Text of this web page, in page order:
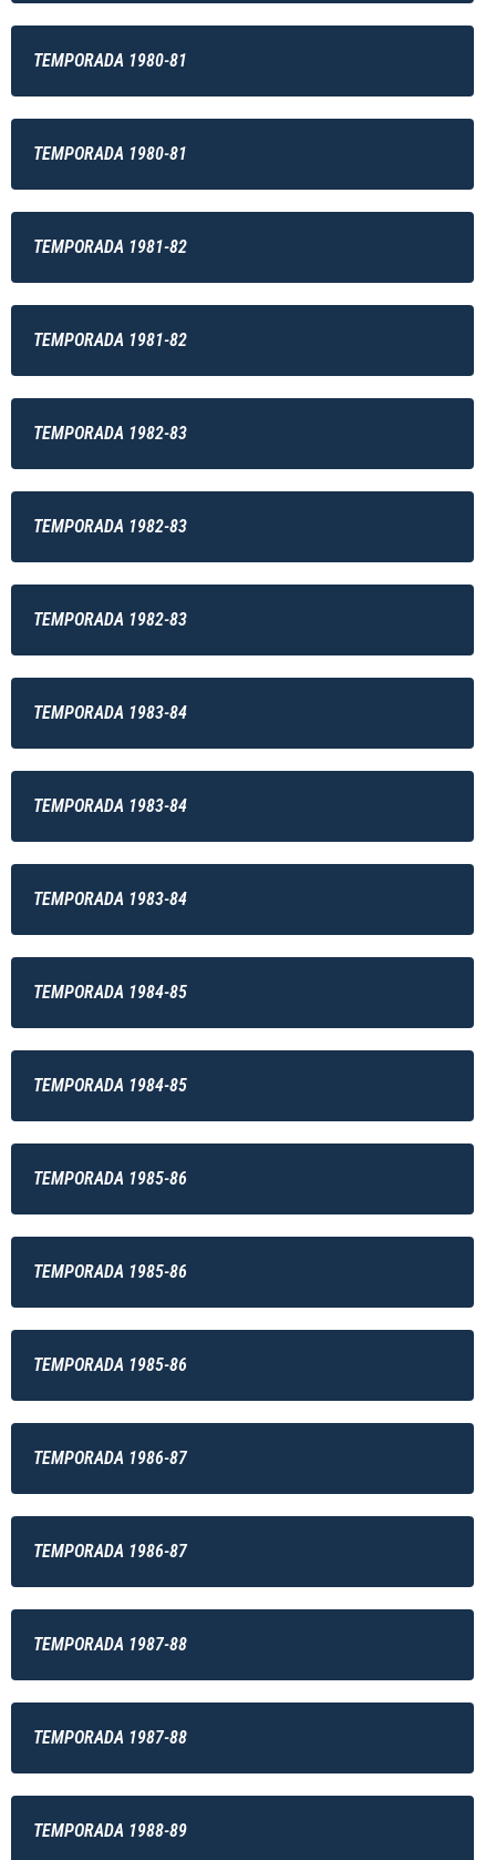
TEMPORADA 1980-81
TEMPORADA 1980-81
TEMPORADA 1981-82
TEMPORADA 1981-82
TEMPORADA 1982-83
TEMPORADA 1982-83
TEMPORADA 1982-83
TEMPORADA 1983-84
TEMPORADA 1983-84
TEMPORADA 1983-84
TEMPORADA 1984-85
TEMPORADA 1984-85
TEMPORADA 1985-86
TEMPORADA 1985-86
TEMPORADA 1985-86
TEMPORADA 1986-87
TEMPORADA 1986-87
TEMPORADA 1987-88
TEMPORADA 1987-88
TEMPORADA 1988-89